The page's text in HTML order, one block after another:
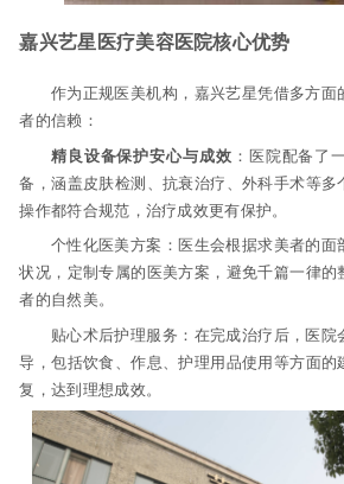
嘉兴艺星医疗美容医院核心优势
作为正规医美机构，嘉兴艺星凭借多方面
者的信赖：
精良设备保护安心与成效 ：医院配备了
备，涵盖皮肤检测、抗衰治疗、外科手术等多
操作都符合规范，治疗成效更有保护。
个性化医美方案：医生会根据求美者的面
状况，定制专属的医美方案，避免千篇一律的
者的自然美。
贴心术后护理服务：在完成治疗后，医院
导，包括饮食、作息、护理用品使用等方面的
复，达到理想成效。